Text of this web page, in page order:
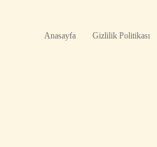
Anasayfa Gizlilik Politikası